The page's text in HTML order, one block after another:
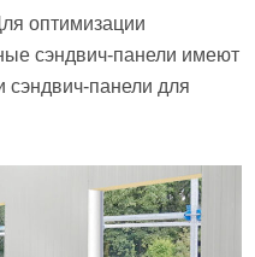
оптимизации
сэндвич-панели имеют
сэндвич-панели для